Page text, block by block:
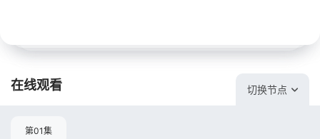
在线观看 切换节点
第01集